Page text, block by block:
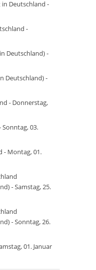
in Deutschland -
-
Deutschland) -
Deutschland) -
- Donnerstag,
03.
- Montag, 01.
- Samstag, 25.
- Sonntag, 26.
01. Januar